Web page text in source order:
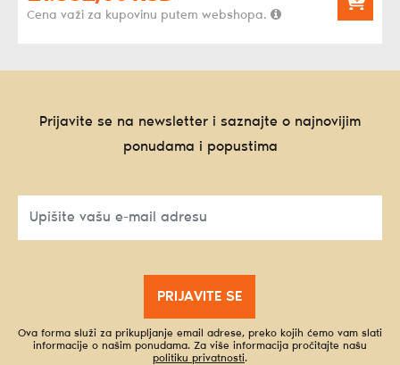
Cena važi za kupovinu putem webshopa.
Prijavite se na newsletter i saznajte o najnovijim
ponudama i popustima
PRIJAVITE SE
Ova forma služi za prikupljanje email adrese, preko kojih ćemo vam slati
informacije o našim ponudama. Za više informacija pročitajte našu
politiku privatnosti.